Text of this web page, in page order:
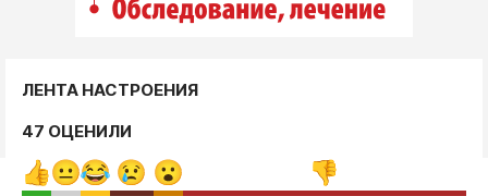
ЛЕНТА НАСТРОЕНИЯ
47 ОЦЕНИЛИ